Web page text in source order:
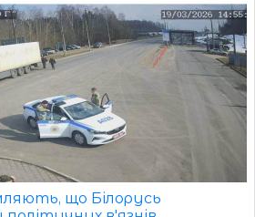
що Білорусь